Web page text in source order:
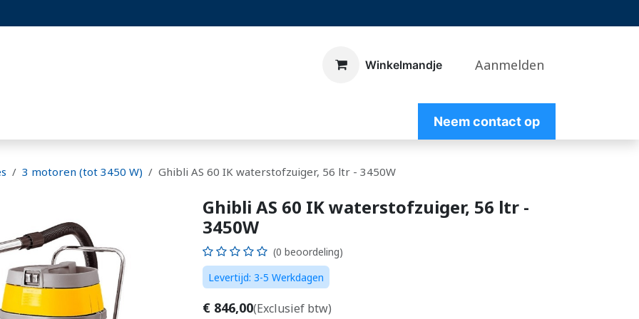
​Winkelmandje Aanmelden
Neem contact op
3 motoren (tot 3450 W) Ghibli AS 60 IK waterstofzuiger, 56 ltr - 3450W
Ghibli AS 60 IK waterstofzuiger, 56 ltr -
3450W
(0 beoordeling)
Levertijd: 3-5 Werkdagen
€ 846,00(Exclusief btw)